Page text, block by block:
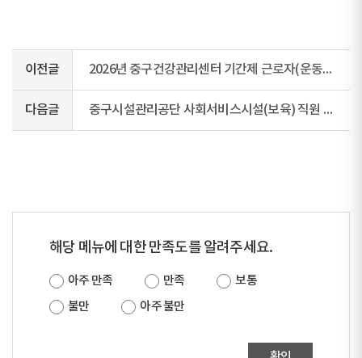
이전글 2026년 중구건강관리센터 기간제 근로자(운동사) 서류전형 합격자 공고
다음글 중구시설관리공단 사회서비스시설(보육) 직원 채용 공고
해당 메뉴에 대한 만족도를 알려주세요.
아주 만족 만족
보통
불만
아주 불만